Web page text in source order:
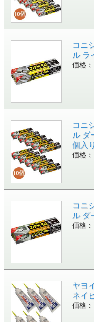
コニ
ル ラ
価格
コニ
ル ダ
個入
価格
コニ
ル ダ
価格
ヤヨ
ネイ
価格